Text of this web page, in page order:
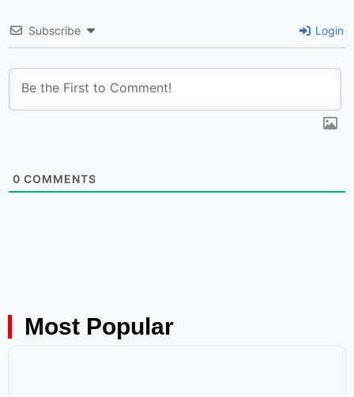
Subscribe Login
0 COMMENTS
Most Popular